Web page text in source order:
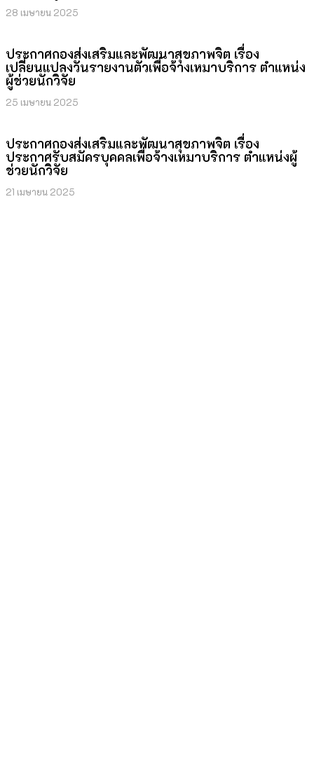
28 เมษายน 2025
ประกาศกองส่งเสริมและพัฒนาสุขภาพจิต เรื่อง
เปลี่ยนแปลงวันรายงานตัวเพื่อจ้างเหมาบริการ ตำแหน่ง
ผู้ช่วยนักวิจัย
25 เมษายน 2025
ประกาศกองส่งเสริมและพัฒนาสุขภาพจิต เรื่อง
ประกาศรับสมัครบุคคลเพื่อจ้างเหมาบริการ ตำแหน่งผู้
ช่วยนักวิจัย
21 เมษายน 2025